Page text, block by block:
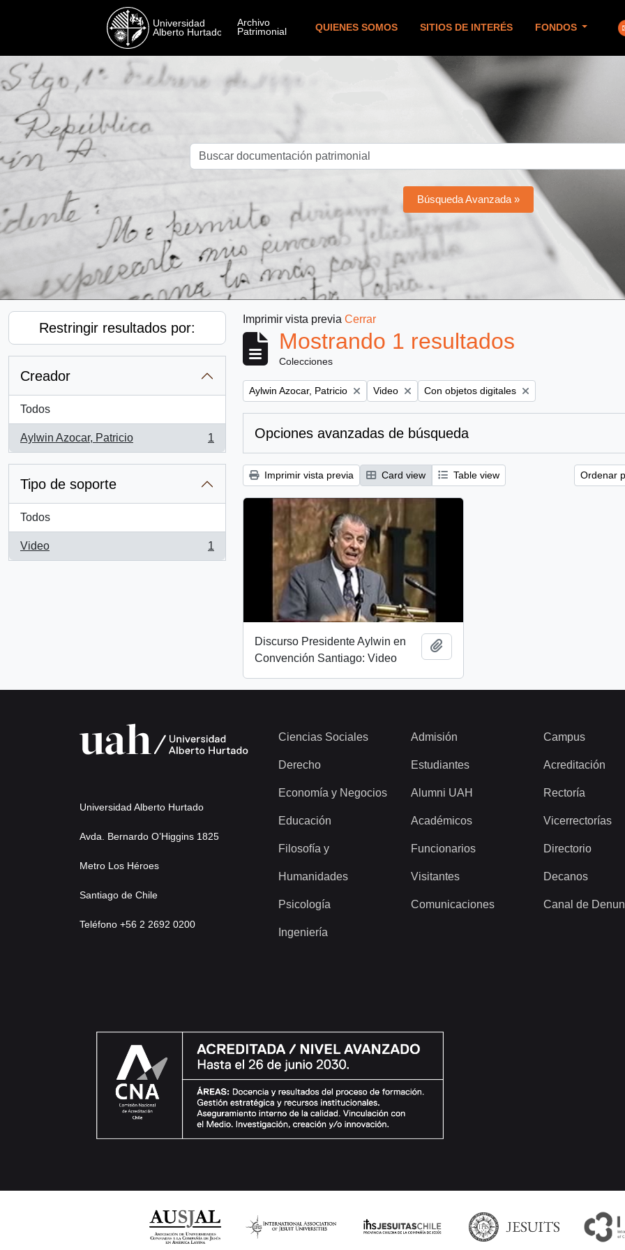
QUIENES SOMOS SITIOS DE INTERÉS FONDOS
Búsqueda Avanzada »
Restringir resultados por:
Creador
Todos
Aylwin Azocar, Patricio
, 1 resultados
1
Tipo de soporte
Todos
Video
, 1 resultados
1
Imprimir vista previa Cerrar
Mostrando 1 resultados
Colecciones
Remove filter:
Aylwin Azocar, Patricio Remove filter:
Video Remove filter:
Con objetos digitales
Opciones avanzadas de búsqueda
Imprimir vista previa Card view Table view Ordenar
Discurso Presidente Aylwin en
Convención Santiago: Video
Universidad Alberto Hurtado
Avda. Bernardo O’Higgins 1825
Metro Los Héroes
Santiago de Chile
Teléfono +56 2 2692 0200
Ciencias Sociales
Derecho
Economía y Negocios
Educación
Filosofía y
Humanidades
Psicología
Ingeniería
Admisión
Estudiantes
Alumni UAH
Académicos
Funcionarios
Visitantes
Comunicaciones
Campus
Acreditación
Rectoría
Vicerrectorías
Directorio
Decanos
Canal de